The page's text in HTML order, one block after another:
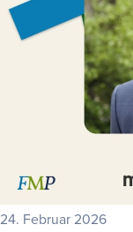
24. Februar 2026